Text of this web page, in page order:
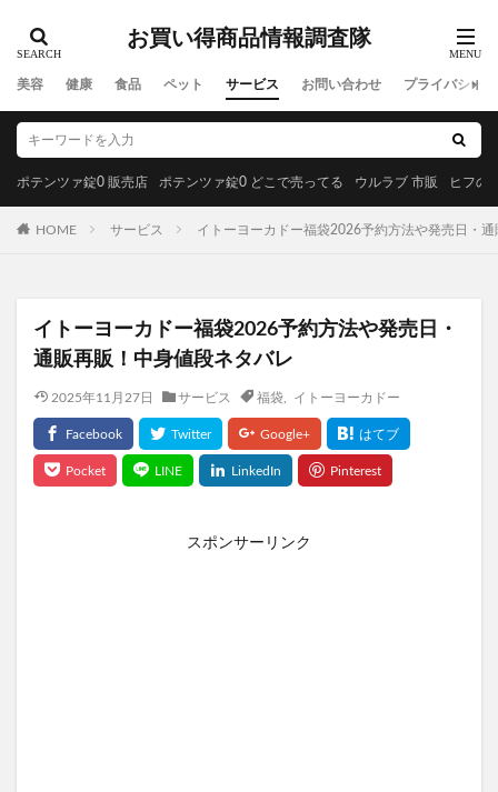
お買い得商品情報調査隊
美容 健康 食品 ペット サービス お問い合わせ プライバシー
ポテンツァ錠0 販売店 ポテンツァ錠0 どこで売ってる ウルラブ 市販 ヒフの
HOME サービス イトーヨーカドー福袋2026予約方法や発売日・
イトーヨーカドー福袋2026予約方法や発売日・
通販再販！中身値段ネタバレ
2025年11月27日 サービス 福袋, イトーヨーカドー
スポンサーリンク